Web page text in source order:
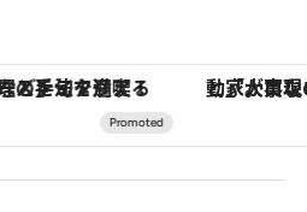
「大事なのは地域の意識を変えること」。ロレックス賞受賞の自然保護活動家が実現させたナイジェリアの自然環境の復活 ヴァシュロン・コンスタンタ